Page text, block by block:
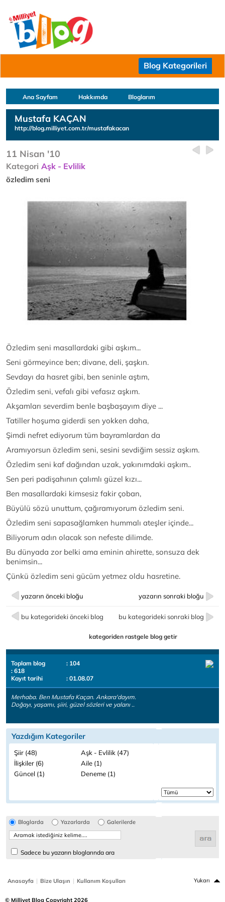
Blog Kategorileri
Ana Sayfam Hakkımda Bloglarım
Mustafa KAÇAN
http://blog.milliyet.com.tr/mustafakacan
11 Nisan '10
Kategori Aşk - Evlilik
özledim seni
Özledim seni masallardaki gibi aşkım...
Seni görmeyince ben; divane, deli, şaşkın.
Sevdayı da hasret gibi, ben seninle aştım,
Özledim seni, vefalı gibi vefasız aşkım.
Akşamları severdim benle başbaşayım diye ...
Tatiller hoşuma giderdi sen yokken daha,
Şimdi nefret ediyorum tüm bayramlardan da
Aramıyorsun özledim seni, sesini sevdiğim sessiz aşkım.
Özledim seni kaf dağından uzak, yakınımdaki aşkım..
Sen peri padişahının çalımlı güzel kızı...
Ben masallardaki kimsesiz fakir çoban,
Büyülü sözü unuttum, çağıramıyorum özledim seni.
Özledim seni sapasağlamken hummalı ateşler içinde...
Biliyorum adın olacak son nefeste dilimde.
Bu dünyada zor belki ama eminin ahirette, sonsuza dek
benimsin...
Çünkü özledim seni gücüm yetmez oldu hasretine.
yazarın önceki bloğu yazarın sonraki bloğu
bu kategorideki önceki blog bu kategorideki sonraki blog
kategoriden rastgele blog getir
Toplam blog
: 104
: 618
Kayıt tarihi
: 01.08.07
Merhaba. Ben Mustafa Kaçan. Ankara'dayım.
Doğayı, yaşamı, şiiri, güzel sözleri ve yalanı ..
Yazdığım Kategoriler
Şiir (48)
Aşk - Evlilik (47)
İlişkiler (6)
Aile (1)
Güncel (1)
Deneme (1)
Bloglarda Yazarlarda Galerilerde
Sadece bu yazarın bloglarında ara
Anasayfa | Bize Ulaşın | Kullanım Koşulları Yukarı
© Milliyet Blog Copyright 2026